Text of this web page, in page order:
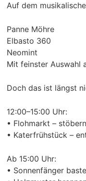
Auf dem
Panne Möhre
Elbasto 360
Neomint
Mit feinster Auswahl
Doch das ist längst
12:00–15:00 Uhr:
• Flohmarkt –
• Katerfrühstück –
Ab 15:00 Uhr:
• Sonnenfänger